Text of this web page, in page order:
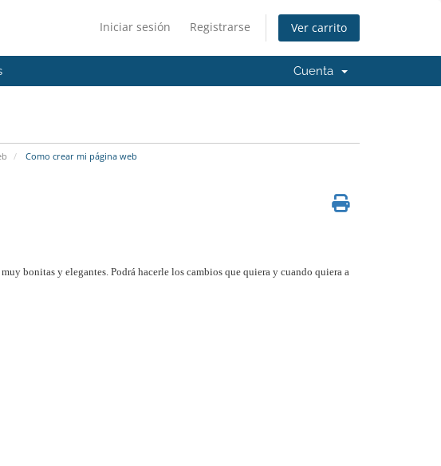
Iniciar sesión Registrarse Ver carrito
Cuenta
Como crear mi página web
bonitas y elegantes. Podrá hacerle los cambios que quiera y cuando quiera a